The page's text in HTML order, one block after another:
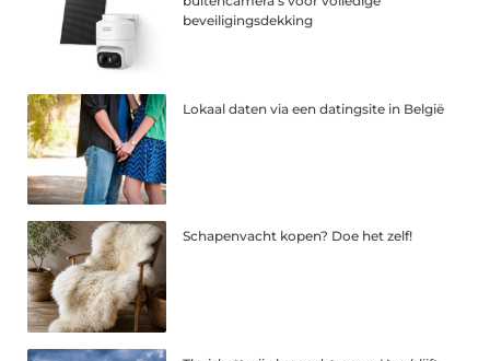
beveiligingsdekking
Lokaal daten via een datingsite in België
Schapenvacht kopen? Doe het zelf!